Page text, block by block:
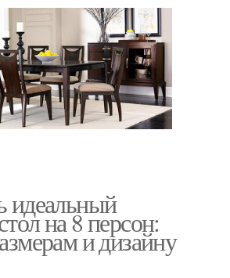
идеальный
на 8 персон:
и дизайну